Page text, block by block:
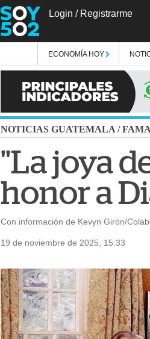
Login / Registrarme
ECONOMÍA HOY
NOTICIAS GUATEMALA /FAMA
"La joya
honor a
Con información de Kevyn Girón/
19 de noviembre de 2025, 15:33